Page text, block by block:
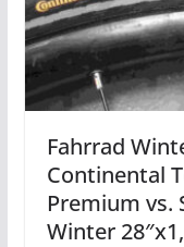
Fahrrad
Continental
Premium vs.
Winter